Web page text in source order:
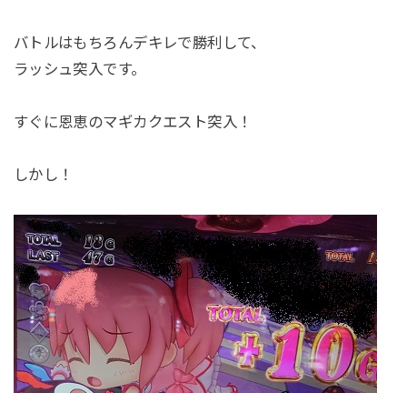
バトルはもちろんデキレで勝利して、
ラッシュ突入です。
すぐに恩恵のマギカクエスト突入！
しかし！